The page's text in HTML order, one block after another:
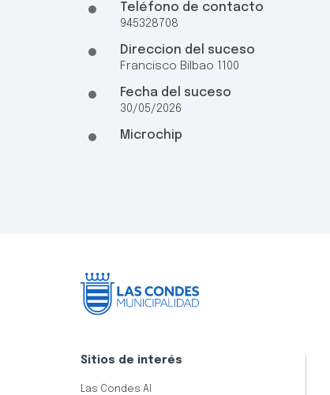
Teléfono de contacto
945328708
Direccion del suceso
Francisco Bilbao 1100
Fecha del suceso
30/05/2026
Microchip
Sitios de interés
Las Condes AI